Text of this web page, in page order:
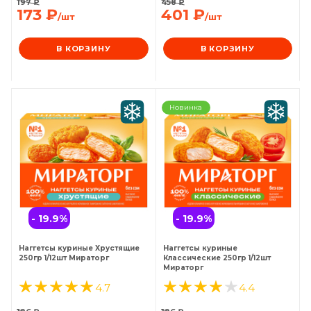
173 ₽/шт
В КОРЗИНУ
401 ₽/шт
В КОРЗИНУ
- 19.9%
Наггетсы куриные Хрустящие
250гр 1/12шт Мираторг
4.7
- 19.9%
Новинка
Наггетсы куриные
Классические 250гр 1/12шт
Мираторг
4.4